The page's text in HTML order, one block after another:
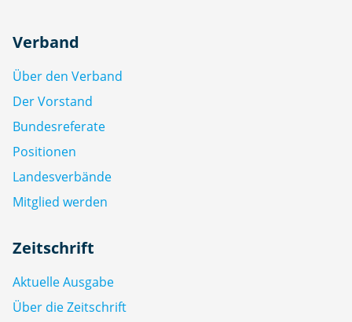
Verband
Über den Verband
Der Vorstand
Bundesreferate
Positionen
Landesverbände
Mitglied werden
Zeitschrift
Aktuelle Ausgabe
Über die Zeitschrift